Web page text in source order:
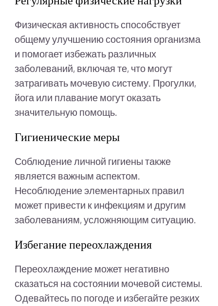
Физическая активность способствует
общему улучшению состояния организма
и помогает избежать различных
заболеваний, включая те, что могут
затрагивать мочевую систему. Прогулки,
йога или плавание могут оказать
значительную помощь.
Гигиенические меры
Соблюдение личной гигиены также
является важным аспектом.
Несоблюдение элементарных правил
может привести к инфекциям и другим
заболеваниям, усложняющим ситуацию.
Избегание переохлаждения
Переохлаждение может негативно
сказаться на состоянии мочевой системы.
Одевайтесь по погоде и избегайте резких